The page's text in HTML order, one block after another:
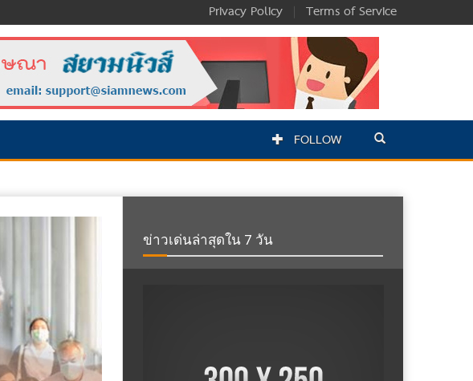
Privacy Policy | Terms of Service
FOLLOW
ข่าวเด่นล่าสุดใน 7 วัน